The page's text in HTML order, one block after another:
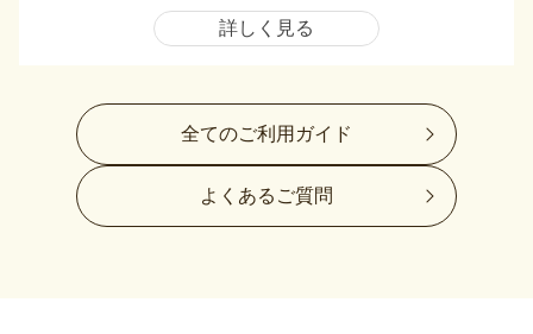
詳しく見る
全てのご利用ガイド
よくあるご質問